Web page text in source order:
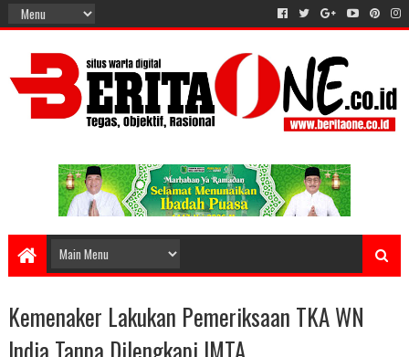
Kemenaker Lakukan Pemeriksaan TKA WN
India Tanpa Dilengkapi IMTA